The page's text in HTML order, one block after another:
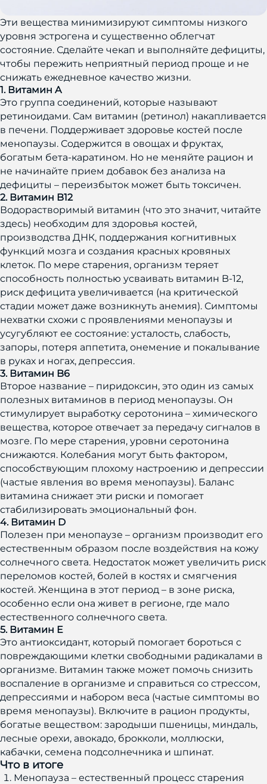
Эти вещества минимизируют симптомы низкого
уровня эстрогена и существенно облегчат
состояние. Сделайте чекап и выполняйте дефициты,
чтобы пережить неприятный период проще и не
снижать ежедневное качество жизни.
1. Витамин A
Это группа соединений, которые называют
ретиноидами. Сам витамин (ретинол) накапливается
в печени. Поддерживает здоровье костей после
менопаузы. Содержится в овощах и фруктах,
богатым бета-каратином. Но не меняйте рацион и
не начинайте прием добавок без анализа на
дефициты – переизбыток может быть токсичен.
2. Витамин B12
Водорастворимый витамин (что это значит, читайте
здесь) необходим для здоровья костей,
производства ДНК, поддержания когнитивных
функций мозга и создания красных кровяных
клеток. По мере старения, организм теряет
способность полностью усваивать витамин B-12,
риск дефицита увеличивается (на критической
стадии может даже возникнуть анемия). Симптомы
нехватки схожи с проявлениями менопаузы и
усугубляют ее состояние: усталость, слабость,
запоры, потеря аппетита, онемение и покалывание
в руках и ногах, депрессия.
3. Витамин B6
Второе название – пиридоксин, это один из самых
полезных витаминов в период менопаузы. Он
стимулирует выработку серотонина – химического
вещества, которое отвечает за передачу сигналов в
мозге. По мере старения, уровни серотонина
снижаются. Колебания могут быть фактором,
способствующим плохому настроению и депрессии
(частые явления во время менопаузы). Баланс
витамина снижает эти риски и помогает
стабилизировать эмоциональный фон.
4. Витамин D
Полезен при менопаузе – организм производит его
естественным образом после воздействия на кожу
солнечного света. Недостаток может увеличить риск
переломов костей, болей в костях и смягчения
костей. Женщина в этот период – в зоне риска,
особенно если она живет в регионе, где мало
естественного солнечного света.
5. Витамин E
Это антиоксидант, который помогает бороться с
повреждающими клетки свободными радикалами в
организме. Витамин также может помочь снизить
воспаление в организме и справиться со стрессом,
депрессиями и набором веса (частые симптомы во
время менопаузы). Включите в рацион продукты,
богатые веществом: зародыши пшеницы, миндаль,
лесные орехи, авокадо, брокколи, моллюски,
кабачки, семена подсолнечника и шпинат.
Что в итоге
Менопауза – естественный процесс старения